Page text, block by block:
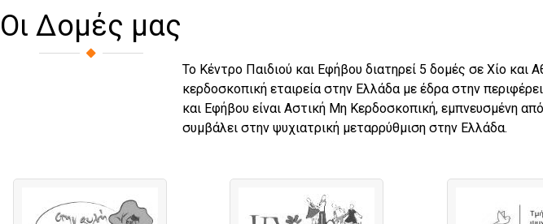
Οι Δομές μας
Το Κέντρο Παιδιού και Εφήβου διατηρεί 5 δομές σε Χίο
κερδοσκοπική εταιρεία στην Ελλάδα με έδρα στην
και Εφήβου είναι Αστική Μη Κερδοσκοπική, εμπνευσμένη
συμβάλει στην ψυχιατρική μεταρρύθμιση στην Ελλάδα.